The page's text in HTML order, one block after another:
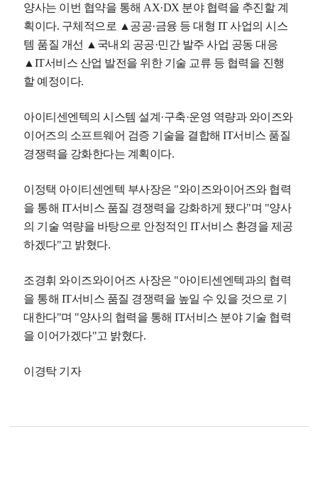
양사는 이번 협약을 통해 AX·DX 분야 협력을 추진할 계
획이다. 구체적으로 ▲공공·금융 등 대형 IT 사업의 시스
템 품질 개선 ▲국내외 공공·민간 발주 사업 공동 대응
▲IT서비스 산업 발전을 위한 기술 교류 등 협력을 진행
할 예정이다.
아이티센엔텍의 시스템 설계·구축·운영 역량과 와이즈와
이어즈의 소프트웨어 검증 기술을 결합해 IT서비스 품질
경쟁력을 강화한다는 계획이다.
이정택 아이티센엔텍 부사장은 "와이즈와이어즈와 협력
을 통해 IT서비스 품질 경쟁력을 강화하게 됐다"며 "양사
의 기술 역량을 바탕으로 안정적인 IT서비스 환경을 제공
하겠다"고 밝혔다.
조경휘 와이즈와이어즈 사장은 "아이티센엔텍과의 협력
을 통해 IT서비스 품질 경쟁력을 높일 수 있을 것으로 기
대한다"며 "양사의 협력을 통해 IT서비스 분야 기술 협력
을 이어가겠다"고 밝혔다.
이경탁 기자